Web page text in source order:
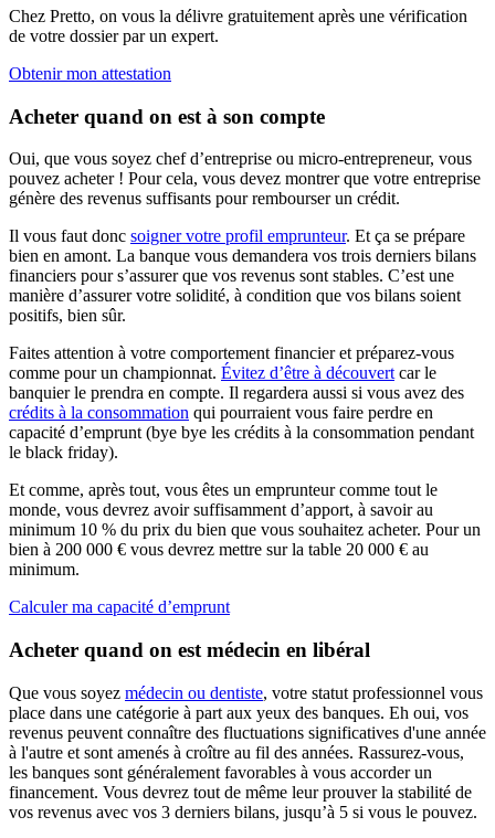
Chez Pretto, on vous la délivre gratuitement après une vérification
de votre dossier par un expert.
Obtenir mon attestation
Acheter quand on est à son compte
Oui, que vous soyez chef d’entreprise ou micro-entrepreneur, vous
pouvez acheter ! Pour cela, vous devez montrer que votre entreprise
génère des revenus suffisants pour rembourser un crédit.
Il vous faut donc soigner votre profil emprunteur. Et ça se prépare
bien en amont. La banque vous demandera vos trois derniers bilans
financiers pour s’assurer que vos revenus sont stables. C’est une
manière d’assurer votre solidité, à condition que vos bilans soient
positifs, bien sûr.
Faites attention à votre comportement financier et préparez-vous
comme pour un championnat. Évitez d’être à découvertcar le
banquier le prendra en compte. Il regardera aussi si vous avez des
crédits à la consommation qui pourraient vous faire perdre en
capacité d’emprunt (bye bye les crédits à la consommation pendant
le black friday).
Et comme, après tout, vous êtes un emprunteur comme tout le
monde, vous devrez avoir suffisamment d’apport, à savoir au
minimum 10 % du prix du bien que vous souhaitez acheter. Pour un
bien à 200 000 € vous devrez mettre sur la table 20 000 € au
minimum.
Calculer ma capacité d’emprunt
Acheter quand on est médecin en libéral
Que vous soyez médecin ou dentiste, votre statut professionnel vous
place dans une catégorie à part aux yeux des banques. Eh oui, vos
revenus peuvent connaître des fluctuations significatives d'une année
à l'autre et sont amenés à croître au fil des années. Rassurez-vous,
les banques sont généralement favorables à vous accorder un
financement. Vous devrez tout de même leur prouver la stabilité de
vos revenus avec vos 3 derniers bilans, jusqu’à 5 si vous le pouvez.